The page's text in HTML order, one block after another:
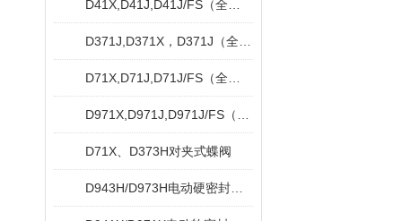
D71X、D373H对夹式蝶阀